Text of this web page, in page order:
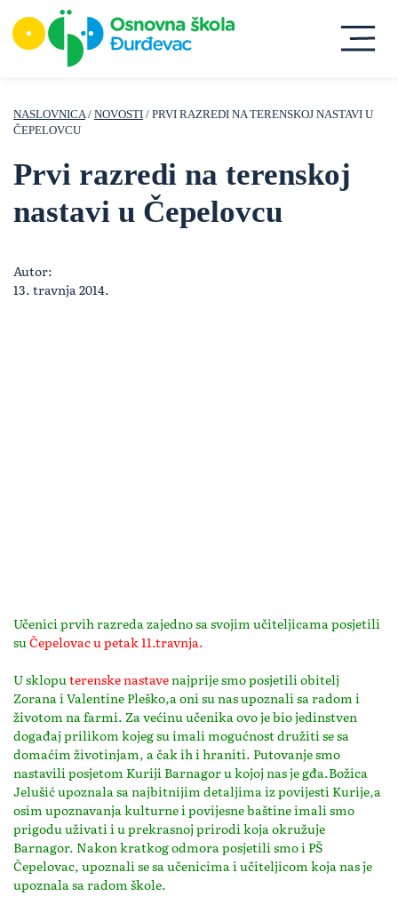
NASLOVNICA/ NOVOSTI / PRVI RAZREDI NA TERENSKOJ NASTAVI U
ČEPELOVCU
Prvi razredi na terenskoj
nastavi u Čepelovcu
Autor:
13. travnja 2014.
Učenici prvih razreda zajedno sa svojim učiteljicama posjetili
suČepelovac u petak 11.travnja.
U skloputerenske nastavenajprije smo posjetili obitelj
Zorana i Valentine Pleško,a oni su nas upoznali sa radom i
životom na farmi. Za većinu učenika ovo je bio jedinstven
događaj prilikom kojeg su imali mogućnost družiti se sa
domaćim životinjam, a čak ih i hraniti. Putovanje smo
nastavili posjetom Kuriji Barnagor u kojoj nas je gđa.Božica
Jelušić upoznala sa najbitnijim detaljima iz povijesti Kurije,a
osim upoznavanja kulturne i povijesne baštine imali smo
prigodu uživati i u prekrasnoj prirodi koja okružuje
Barnagor. Nakon kratkog odmora posjetili smo i PŠ
Čepelovac, upoznali se sa učenicima i učiteljicom koja nas je
upoznala sa radom škole.